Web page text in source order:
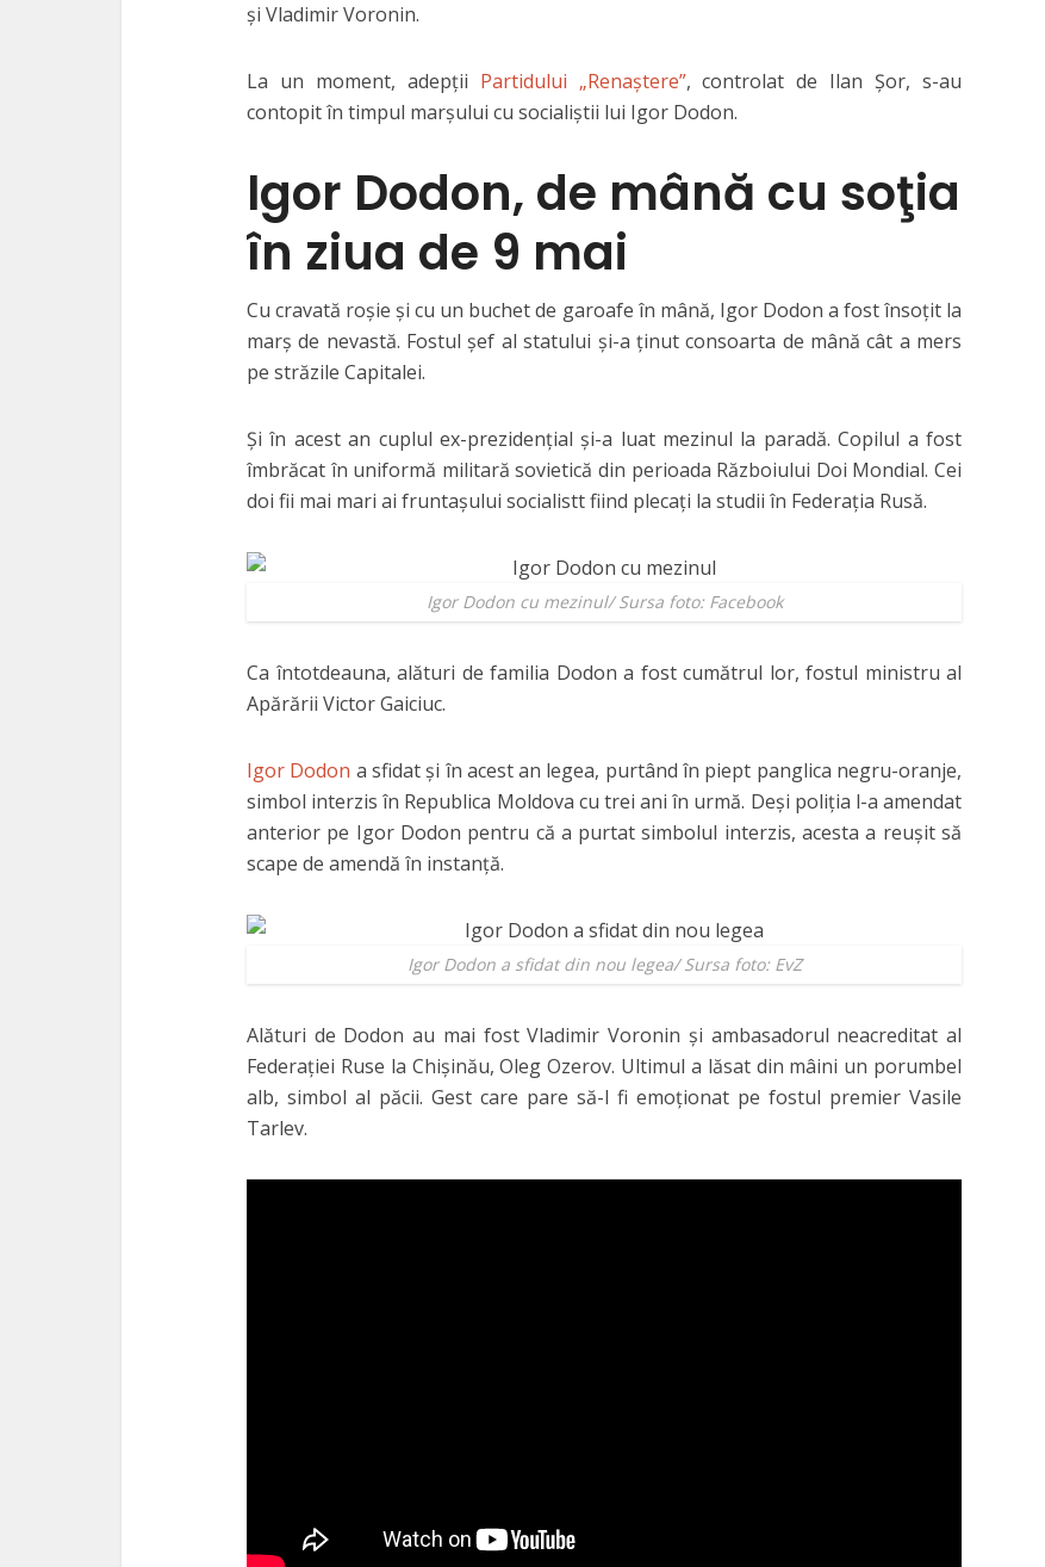
şi Vladimir Voronin.
La un moment, adepţii Partidului „Renaştere”, controlat de Ilan Şor, s-au
contopit în timpul marşului cu socialiştii lui Igor Dodon.
Igor Dodon, de mână cu soţia
în ziua de 9 mai
Cu cravată roşie şi cu un buchet de garoafe în mână, Igor Dodon a fost însoţit la
marş de nevastă. Fostul şef al statului şi-a ţinut consoarta de mână cât a mers
pe străzile Capitalei.
Şi în acest an cuplul ex-prezidenţial şi-a luat mezinul la paradă. Copilul a fost
îmbrăcat în uniformă militară sovietică din perioada Războiului Doi Mondial. Cei
doi fii mai mari ai fruntaşului socialistt fiind plecaţi la studii în Federaţia Rusă.
Igor Dodon cu mezinul/ Sursa foto: Facebook
Ca întotdeauna, alături de familia Dodon a fost cumătrul lor, fostul ministru al
Apărării Victor Gaiciuc.
Igor Dodon a sfidat şi în acest an legea, purtând în piept panglica negru-oranje,
simbol interzis în Republica Moldova cu trei ani în urmă. Deşi poliţia l-a amendat
anterior pe Igor Dodon pentru că a purtat simbolul interzis, acesta a reuşit să
scape de amendă în instanţă.
Igor Dodon a sfidat din nou legea/ Sursa foto: EvZ
Alături de Dodon au mai fost Vladimir Voronin şi ambasadorul neacreditat al
Federaţiei Ruse la Chişinău, Oleg Ozerov. Ultimul a lăsat din mâini un porumbel
alb, simbol al păcii. Gest care pare să-l fi emoţionat pe fostul premier Vasile
Tarlev.